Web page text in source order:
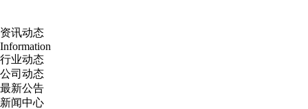
资讯动态
Information
行业动态
公司动态
最新公告
新闻中心